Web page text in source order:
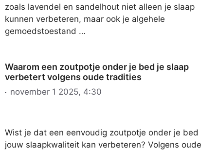
zoals lavendel en sandelhout niet alleen je slaap
kunnen verbeteren, maar ook je algehele
gemoedstoestand …
Waarom een zoutpotje onder je bed je slaap
verbetert volgens oude tradities
november 1 2025, 4:30
Wist je dat een eenvoudig zoutpotje onder je bed
jouw slaapkwaliteit kan verbeteren? Volgens oude